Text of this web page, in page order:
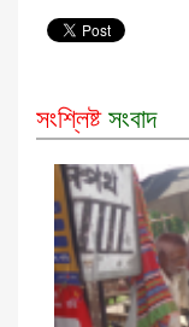
সংশ্লিষ্ট সংবাদ